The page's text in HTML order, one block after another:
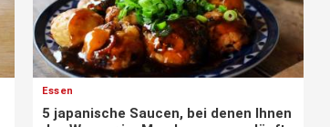
Essen
5 japanische Saucen, bei denen Ihnen